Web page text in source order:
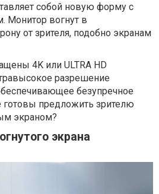
собой новую форму с
Монитор вогнут в
от зрителя, подобно экранам
4K или ULTRA HD
разрешение
безупречное
предложить зрителю
экраном?
экрана